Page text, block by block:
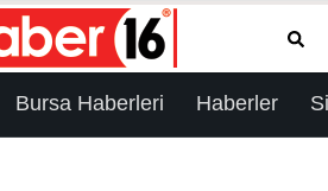
Bursa Haberleri Haberler